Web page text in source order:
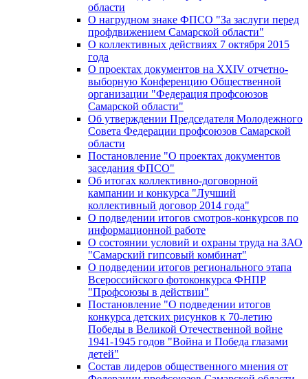
области
О нагрудном знаке ФПСО "За заслуги перед
профдвижением Самарской области"
О коллективных действиях 7 октября 2015
года
О проектах документов на XXIV отчетно-
выборную Конференцию Общественной
организации "Федерация профсоюзов
Самарской области"
Об утверждении Председателя Молодежного
Совета Федерации профсоюзов Самарской
области
Постановление "О проектах документов
заседания ФПСО"
Об итогах коллективно-договорной
кампании и конкурса "Лучший
коллективный договор 2014 года"
О подведении итогов смотров-конкурсов по
информационной работе
О состоянии условий и охраны труда на ЗАО
"Самарский гипсовый комбинат"
О подведении итогов регионального этапа
Всероссийского фотоконкурса ФНПР
"Профсоюзы в действии"
Постановление "О подведении итогов
конкурса детских рисунков к 70-летию
Победы в Великой Отечественной войне
1941-1945 годов "Война и Победа глазами
детей"
Состав лидеров общественного мнения от